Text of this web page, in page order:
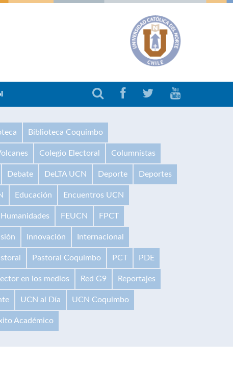
Biblioteca Coquimbo
Colegio Electoral Columnistas
Debate DeLTA UCN Deporte Deportes
Educación Encuentros UCN
FEUCN FPCT
Innovación Internacional
Pastoral Coquimbo PCT PDE
en los medios Red G9 Reportajes
UCN al Día UCN Coquimbo
Académico